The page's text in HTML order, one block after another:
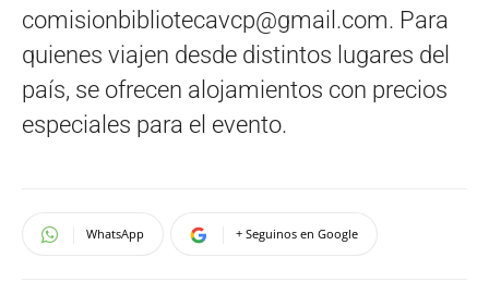
comisionbibliotecavcp@gmail.com. Para
quienes viajen desde distintos lugares del
país, se ofrecen alojamientos con precios
especiales para el evento.
WhatsApp + Seguinos en Google